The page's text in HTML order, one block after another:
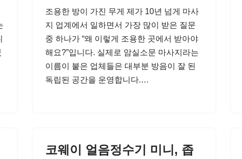
조용한 방이 가진 무게 제가 10년 넘게 마사
지 업계에서 일하면서 가장 많이 받은 질문
중 하나가 “왜 이렇게 조용한 곳에서 받아야
해요?”입니다. 실제로 암실소문 마사지라는
이름이 붙은 업체들은 대부분 방음이 잘 된
독립된 공간을 운영합니다.…
코웨이 얼음정수기 미니, 좁